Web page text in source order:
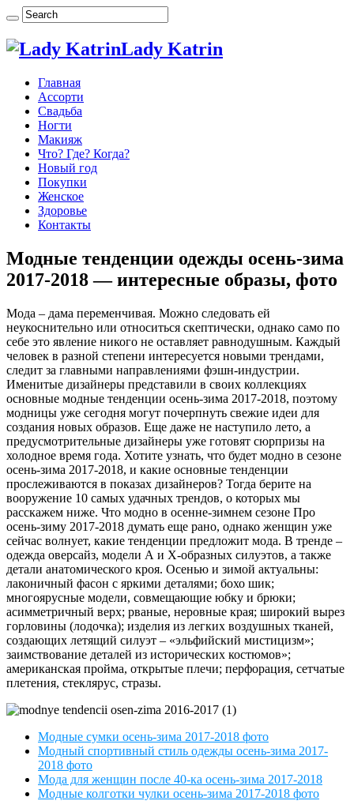
Lady Katrin
Главная
Ассорти
Свадьба
Ногти
Макияж
Что? Где? Когда?
Новый год
Покупки
Женское
Здоровье
Контакты
Модные тенденции одежды осень-зима
2017-2018 — интересные образы, фото
Мода – дама переменчивая. Можно следовать ей
неукоснительно или относиться скептически, однако само по
себе это явление никого не оставляет равнодушным. Каждый
человек в разной степени интересуется новыми трендами,
следит за главными направлениями фэшн-индустрии.
Именитые дизайнеры представили в своих коллекциях
основные модные тенденции осень-зима 2017-2018, поэтому
модницы уже сегодня могут почерпнуть свежие идеи для
создания новых образов. Еще даже не наступило лето, а
предусмотрительные дизайнеры уже готовят сюрпризы на
холодное время года. Хотите узнать, что будет модно в сезоне
осень-зима 2017-2018, и какие основные тенденции
прослеживаются в показах дизайнеров? Тогда берите на
вооружение 10 самых удачных трендов, о которых мы
расскажем ниже. Что модно в осенне-зимнем сезоне Про
осень-зиму 2017-2018 думать еще рано, однако женщин уже
сейчас волнует, какие тенденции предложит мода. В тренде –
одежда оверсайз, модели А и Х-образных силуэтов, а также
детали анатомического кроя. Осенью и зимой актуальны:
лаконичный фасон с яркими деталями; бохо шик;
многоярусные модели, совмещающие юбку и брюки;
асимметричный верх; рваные, неровные края; широкий вырез
горловины (лодочка); изделия из легких воздушных тканей,
создающих летящий силуэт – «эльфийский мистицизм»;
заимствование деталей из исторических костюмов»;
американская пройма, открытые плечи; перфорация, сетчатые
плетения, стеклярус, стразы.
Модные сумки осень-зима 2017-2018 фото
Модный спортивный стиль одежды осень-зима 2017-
2018 фото
Мода для женщин после 40-ка осень-зима 2017-2018
Модные колготки чулки осень-зима 2017-2018 фото